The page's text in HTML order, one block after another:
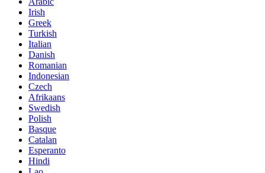
Irish
Greek
Turkish
Italian
Danish
Romanian
Indonesian
Czech
Afrikaans
Swedish
Polish
Basque
Catalan
Esperanto
Hindi